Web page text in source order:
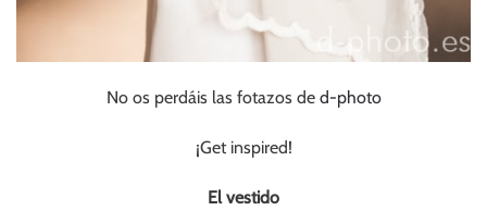
No os perdáis las fotazos de d-photo
¡Get inspired!
El vestido